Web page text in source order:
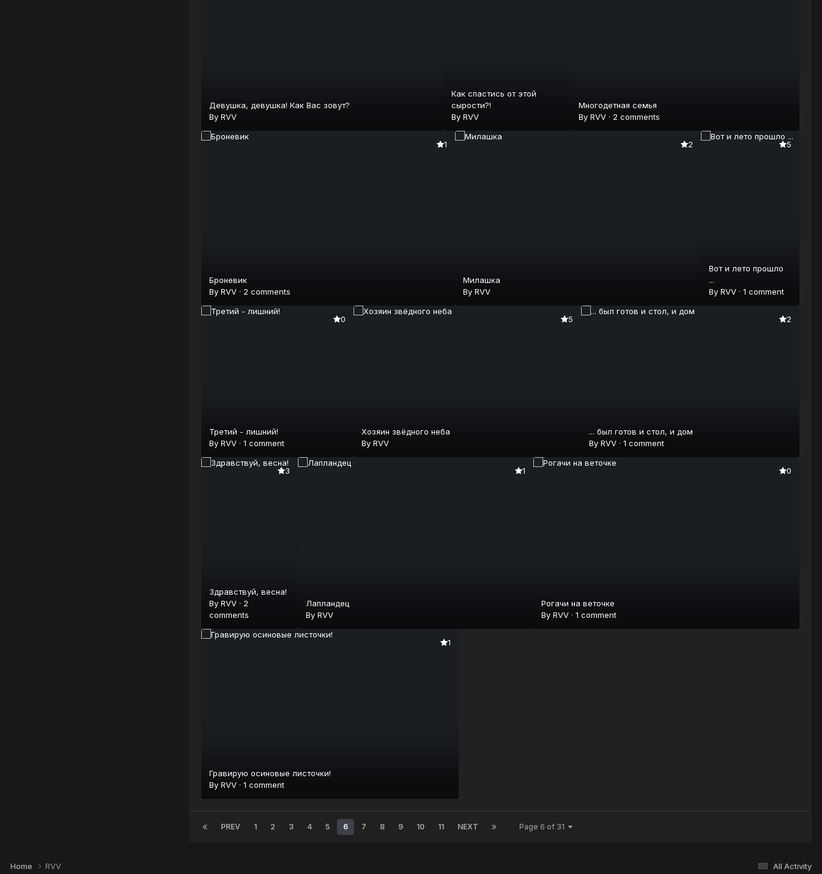
Девушка, девушка! Как Вас зовут?
By RVV
Как спастись от этой
сырости?!
By RVV
Многодетная семья
By RVV· 2 comments
1
Броневик
By RVV · 2 comments
2
Милашка
By RVV
5
Вот и лето прошло
...
ByRVV ·1 comment
0
Третий - лишний!
By RVV · 1 comment
5
Хозяин звёдного неба
By RVV
2
... был готов и стол, и дом
ByRVV ·1 comment
3
Здравствуй, весна!
By RVV · 2
comments
1
Лапландец
ByRVV
0
Рогачи на веточке
By RVV· 1 comment
1
Гравирую осиновые листочки!
By RVV · 1 comment
PREV 1 2 3 4 5 6 7 8 9 10 11 NEXT Page 6 of 31
All Activity
Home RVV